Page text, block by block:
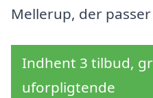
Mellerup, der
Indhent 3 tilbud,
uforpligtende